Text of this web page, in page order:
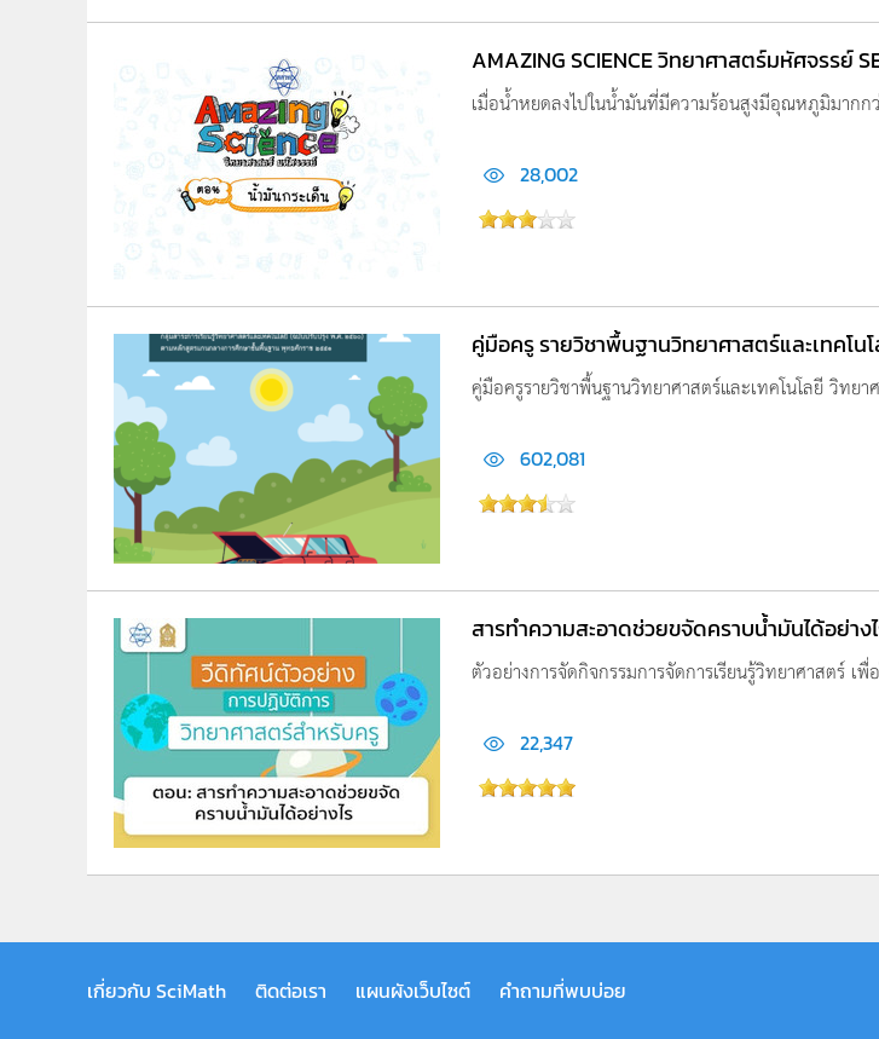
AMAZING SCIENCE วิทยาศาสตร์มหัศจรรย์
เมื่อน้ำหยดลงไปในน้ำมันที่มีความร้อนสูงมีอุณหภูมิมาก
28,002
คู่มือครู รายวิชาพื้นฐานวิทยาศาสตร์และเทคโ
คู่มือครูรายวิชาพื้นฐานวิทยาศาสตร์และเทคโนโลยี วิท
602,081
สารทำความสะอาดช่วยขจัดคราบน้ำมันได้อย่าง
ตัวอย่างการจัดกิจกรรมการจัดการเรียนรู้วิทยาศาสตร์ เ
22,347
เกี่ยวกับ SciMath ติดต่อเรา แผนผังเว็บไซต์ คำถามที่พบบ่อย